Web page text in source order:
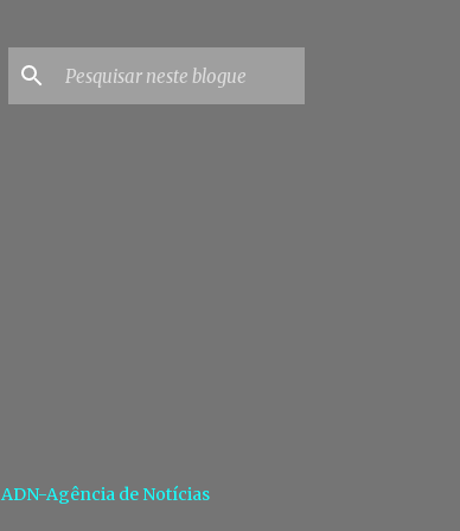
ADN-Agência de Notícias